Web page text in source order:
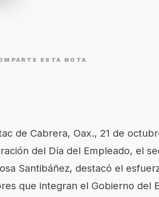
ESTA NOTA
de Cabrera, Oax., 21 de
del Día del Empleado, el
Santibáñez, destacó el
que integran el Gobierno del